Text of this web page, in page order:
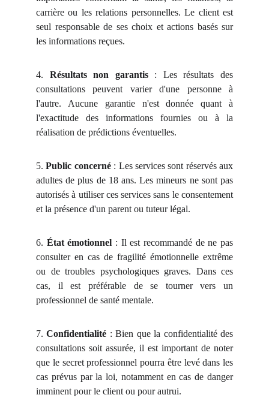
carrière ou les relations personnelles. Le client est
seul responsable de ses choix et actions basés sur
les informations reçues.
4. Résultats non garantis: Les résultats des
consultations peuvent varier d'une personne à
l'autre. Aucune garantie n'est donnée quant à
l'exactitude des informations fournies ou à la
réalisation de prédictions éventuelles.
5.Public concerné: Les services sont réservés aux
adultes de plus de 18 ans. Les mineurs ne sont pas
autorisés à utiliser ces services sans le consentement
et la présence d'un parent ou tuteur légal.
6. État émotionnel : Il est recommandé de ne pas
consulter en cas de fragilité émotionnelle extrême
ou de troubles psychologiques graves. Dans ces
cas, il est préférable de se tourner vers un
professionnel de santé mentale.
7.Confidentialité : Bien que la confidentialité des
consultations soit assurée, il est important de noter
que le secret professionnel pourra être levé dans les
cas prévus par la loi, notamment en cas de danger
imminent pour le client ou pour autrui.